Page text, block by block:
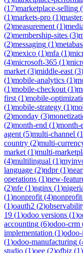
(17)marketplace-selling (
(1)markets-pro (1)
(2)measurement (1)
(2)membership-sites (3)
(2)messaging (1)
(2)mexico (1)mfa (1)
(4)microsoft-365 (1)
market (3)middle-east (3)
(1)mobile-analytics (1)
(1)mobile-checkout (1)
first (1)mobile-
(1)mobile-strategy (1)
(2)monday (3)
(2)month-end (1)month-
agent (5)multi-channel (
country (2)multi-
market (1)multi-
(4)multilingual (1)
language (2)ndpr(1)
operations (1)new-
(2)nfe (1)nginx (1)
(1)nonprofit (4)
(1)oauth2 (2)
19 (1)odoo versions (1)
accounting (6)odoo-crm
implementation (1)
(1)odoo-manufacturing (
studio (1)oee (2)ofbiz (1)